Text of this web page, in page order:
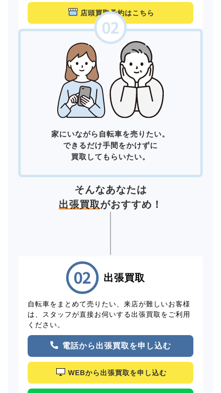
店頭買取予約はこちら
家にいながら自転車を売りたい。
できるだけ手間をかけずに
買取してもらいたい。
そんなあなたは
出張買取がおすすめ！
出張買取
自転車をまとめて売りたい、来店が難しいお客様
は、スタッフが直接お伺いする出張買取をご利用
ください。
電話から出張買取を申し込む
WEBから出張買取を申し込む